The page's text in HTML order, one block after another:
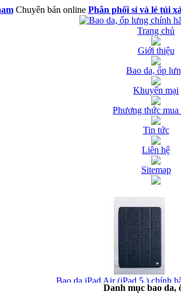
Chuyên bán online Phân phối sỉ và lẻ túi
Trang chủ
Giới thiệu
Bao da, ốp
Khuyến mại
Phương thức mua
Tin tức
Liên hệ
Sitemap
Bao da iPad Air (iPad 5 ) chính
Danh mục bao da,